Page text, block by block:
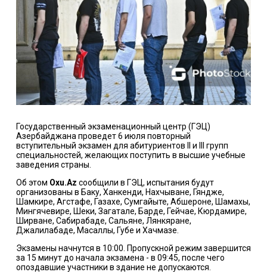
Государственный экзаменационный центр (ГЭЦ)
Азербайджана проведет 6 июля повторный
вступительный экзамен для абитуриентов II и III групп
специальностей, желающих поступить в высшие учебные
заведения страны.
Об этом Oxu.Az сообщили в ГЭЦ, испытания будут
организованы в Баку, Ханкенди, Нахчыване, Гяндже,
Шамкире, Агстафе, Газахе, Сумгайыте, Абшероне, Шамахы,
Мингячевире, Шеки, Загатале, Барде, Гейчае, Кюрдамире,
Ширване, Сабирабаде, Сальяне, Лянкяране,
Джалилабаде, Масаллы, Губе и Хачмазе.
Экзамены начнутся в 10:00. Пропускной режим завершится
за 15 минут до начала экзамена - в 09:45, после чего
опоздавшие участники в здание не допускаются.